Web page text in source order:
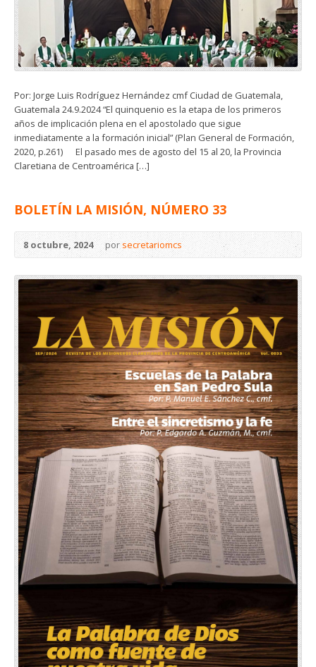
Por: Jorge Luis Rodríguez Hernández cmf Ciudad de Guatemala,
Guatemala 24.9.2024 “El quinquenio es la etapa de los primeros
años de implicación plena en el apostolado que sigue
inmediatamente a la formación inicial” (Plan General de Formación,
2020, p.261) El pasado mes de agosto del 15 al 20, la Provincia
Claretiana de Centroamérica […]
BOLETÍN LA MISIÓN, NÚMERO 33
8 octubre, 2024 por secretariomcs